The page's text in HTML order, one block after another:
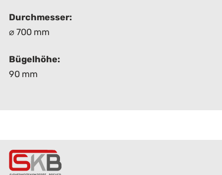
Durchmesser:
⌀ 700 mm
Bügelhöhe:
90 mm